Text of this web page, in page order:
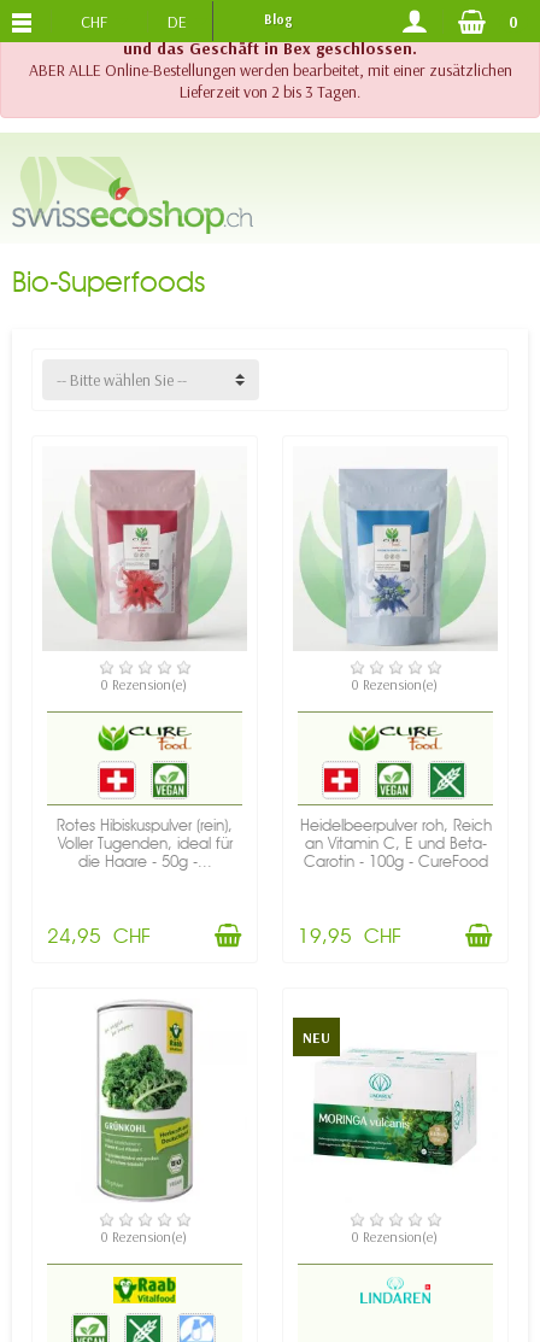
!! Wichtig !! Bis am 20. August 2026 sind der Telefonsupport
und das Geschäft in Bex geschlossen.
ABER ALLE Online-Bestellungen werden bearbeitet, mit einer zusätzlichen
Lieferzeit von 2 bis 3 Tagen.
KOSTENLOSER VERSAND AB 120.-
CHF DE Blog 0
Bio-Superfoods
-- Bitte wählen Sie --
VERFÜGBAR
0 Rezension(e)
Rotes Hibiskuspulver (rein),
Voller Tugenden, ideal für
die Haare - 50g -...
24,95 CHF
VERFÜGBAR
0 Rezension(e)
Heidelbeerpulver roh, Reich
an Vitamin C, E und Beta-
Carotin - 100g - CureFood
19,95 CHF
NICHT AUF LAGER
0 Rezension(e)
NEU
VERFÜGBAR
0 Rezension(e)